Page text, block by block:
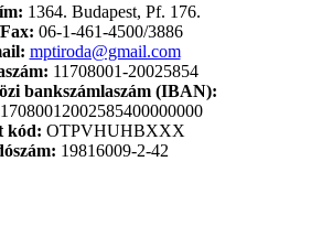
1364. Budapest, Pf. 176.
06-1-461-4500/3886
mptiroda@gmail.com
11708001-20025854
bankszámlaszám (IBAN):
kód: OTPVHUHBXXX
19816009-2-42